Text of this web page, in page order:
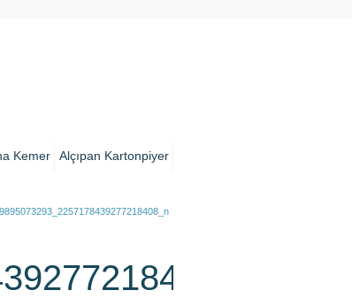
Kemer Alçıpan Kartonpiyer